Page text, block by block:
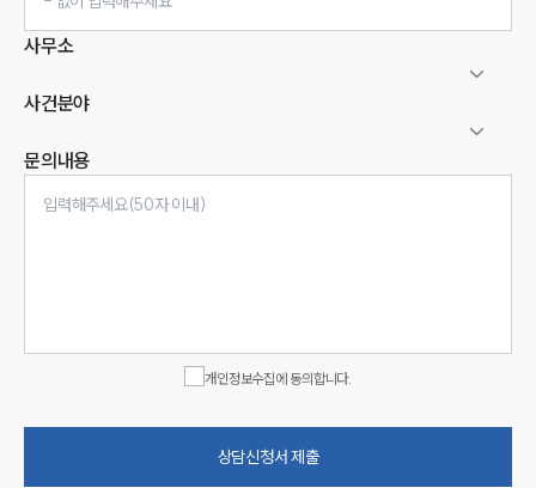
사무소
사건분야
문의내용
개인정보수집에 동의합니다.
상담신청서 제출